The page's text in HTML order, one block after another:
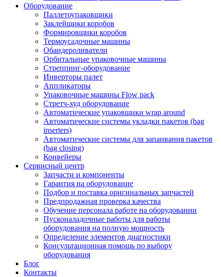
Оборудование
Паллетоупаковщики
Заклейщики коробов
Формировщики коробов
Термоусадочные машины
Обандероливатели
Орбитальные упаковочные машины
Стреппинг-оборудование
Инверторы палет
Аппликаторы
Упаковочные машины Flow pack
Стретч-худ оборудование
Автоматические упаковщики wrap around
Автоматические системы укладки пакетов (bag
inserters)
Автоматические системы для запаивания пакетов
(bag closing)
Конвейеры
Сервисный центр
Запчасти и компоненты
Гарантия на оборудование
Подбор и поставка оригинальных запчастей
Предпродажная проверка качества
Обучение персонала работе на оборудовании
Пусконаладочные работы для работы
оборудования на полную мощность
Определение элементов диагностики
Консультационная помощь по выбору
оборудования
Блог
Контакты